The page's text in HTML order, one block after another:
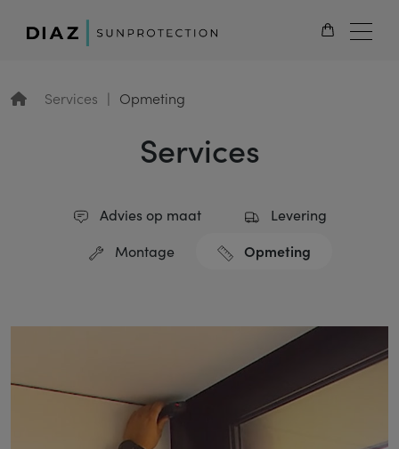
Services Opmeting
Services
Advies op maat
Levering
Montage
Opmeting